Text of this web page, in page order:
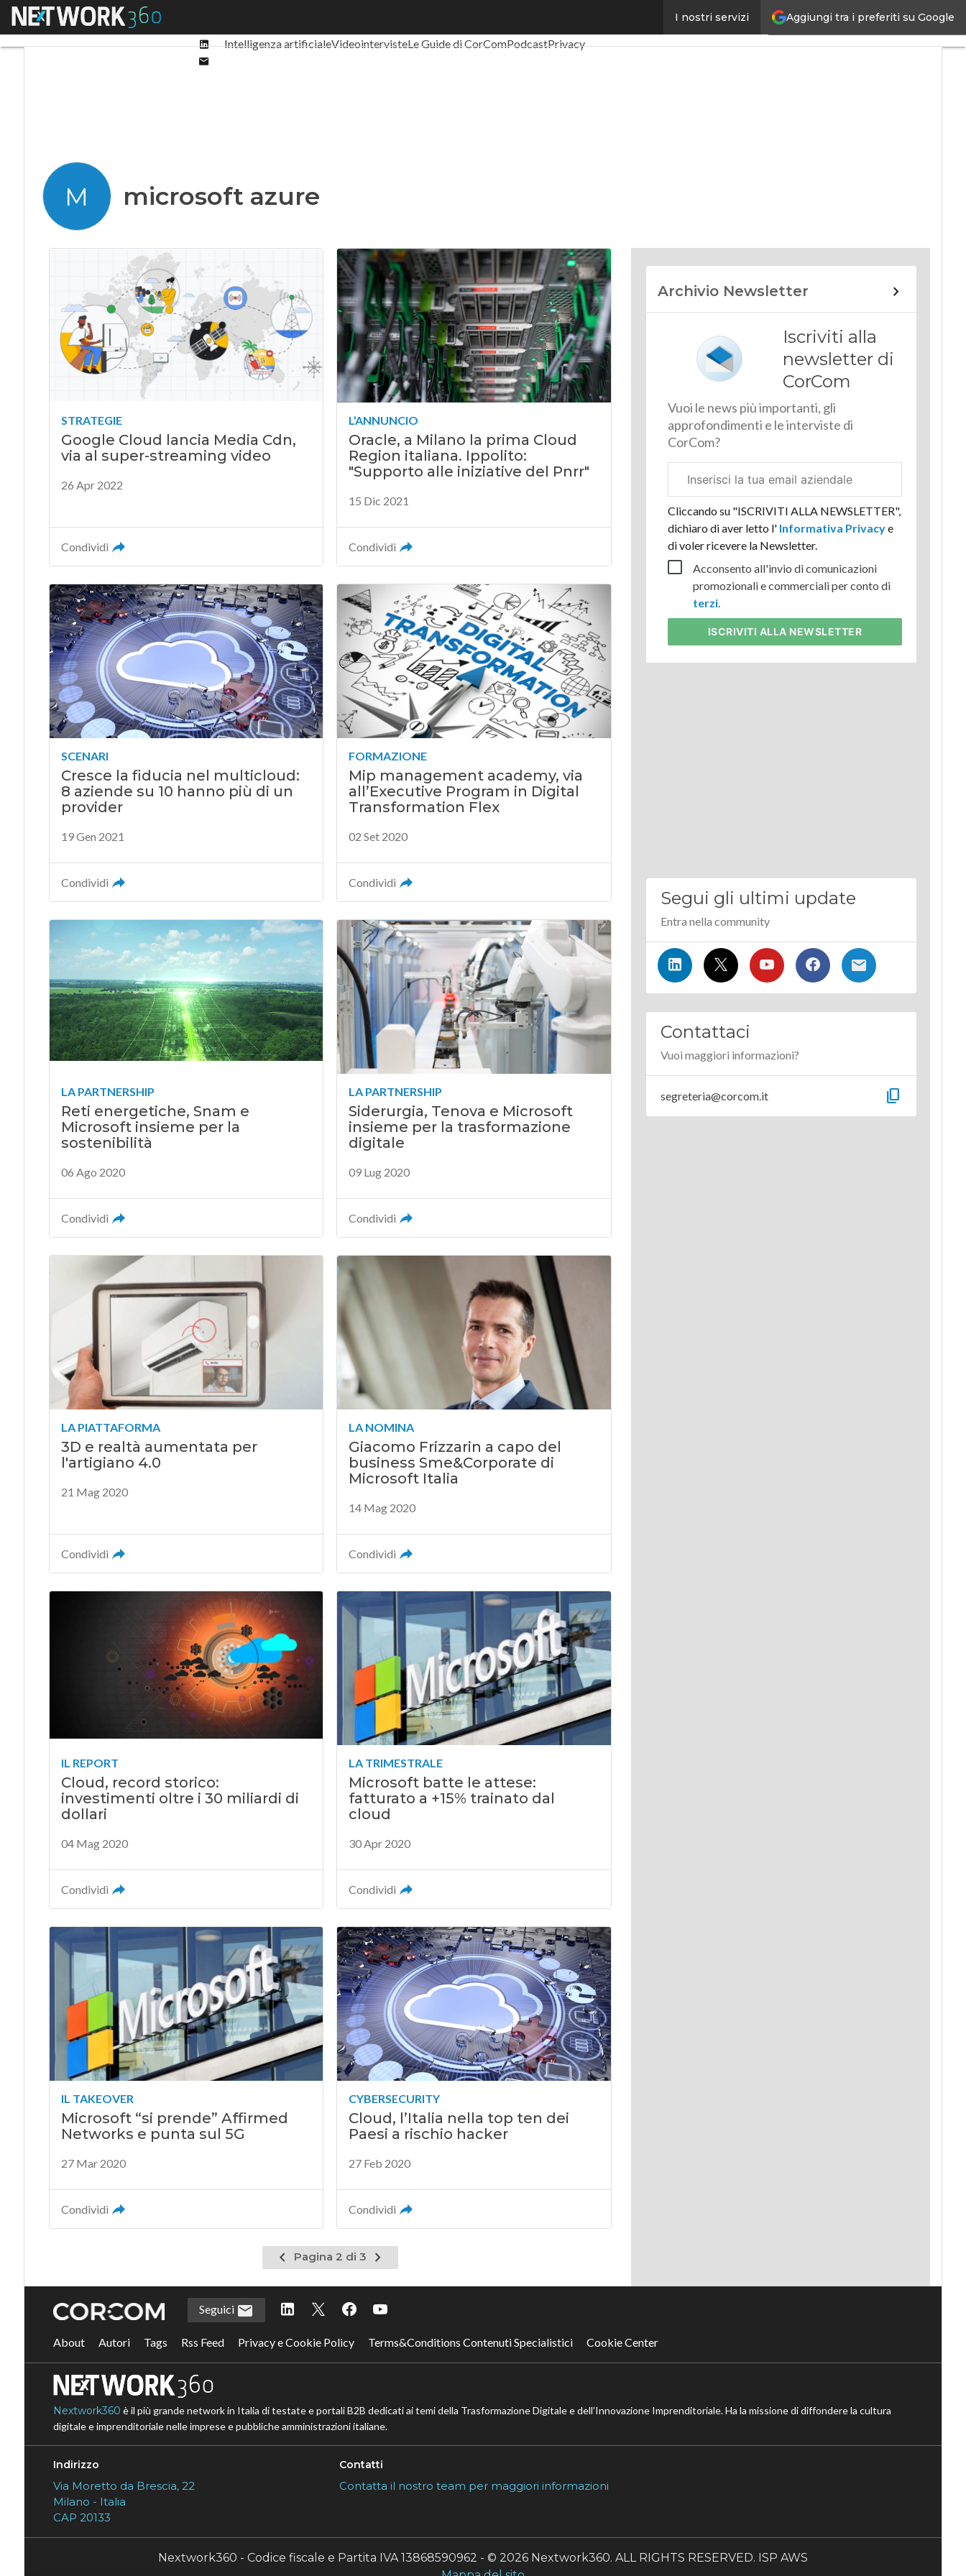
Aggiungi tra i preferiti su Google
I nostri servizi
Menu
Linkedin
Intelligenza artificialeVideointervisteLe Guide di CorComPodcastPrivacy
M microsoft azure
STRATEGIE
Google Cloud lancia Media Cdn,
via al super-streaming video
26 Apr 2022
Condividi
L’ANNUNCIO
Oracle, a Milano la prima Cloud
Region italiana. Ippolito:
"Supporto alle iniziative del Pnrr"
15 Dic 2021
Condividi
SCENARI
Cresce la fiducia nel multicloud:
8 aziende su 10 hanno più di un
provider
19 Gen 2021
Condividi
FORMAZIONE
Mip management academy, via
all’Executive Program in Digital
Transformation Flex
02 Set 2020
Condividi
LA PARTNERSHIP
Reti energetiche, Snam e
Microsoft insieme per la
sostenibilità
06 Ago 2020
Condividi
LA PARTNERSHIP
Siderurgia, Tenova e Microsoft
insieme per la trasformazione
digitale
09 Lug 2020
Condividi
LA PIATTAFORMA
3D e realtà aumentata per
l'artigiano 4.0
21 Mag 2020
Condividi
LA NOMINA
Giacomo Frizzarin a capo del
business Sme&Corporate di
Microsoft Italia
14 Mag 2020
Condividi
IL REPORT
Cloud, record storico:
investimenti oltre i 30 miliardi di
dollari
04 Mag 2020
Condividi
LA TRIMESTRALE
Microsoft batte le attese:
fatturato a +15% trainato dal
cloud
30 Apr 2020
Condividi
IL TAKEOVER
Microsoft “si prende” Affirmed
Networks e punta sul 5G
27 Mar 2020
Condividi
CYBERSECURITY
Cloud, l’Italia nella top ten dei
Paesi a rischio hacker
27 Feb 2020
Condividi
Pagina
precedente
Pagina 2 di 3
Pagina
successiva
Archivio Newsletter
Iscriviti alla
newsletter di
CorCom
Vuoi le news più importanti, gli
approfondimenti e le interviste di
CorCom?
aziendale
Cliccando su "ISCRIVITI ALLA NEWSLETTER",
dichiaro di aver letto l'Informativa Privacye
di voler ricevere la Newsletter.
Acconsento all'invio di comunicazioni
promozionali e commerciali per conto di
terzi.
ISCRIVITI ALLA NEWSLETTER
Segui gli ultimi update
Entra nella community
Contattaci
Vuoi maggiori informazioni?
segreteria@corcom.it content_copy
Seguici
About Autori Tags Rss Feed Privacy e Cookie Policy Terms&Conditions Contenuti Specialistici Cookie Center
Nextwork360 è il più grande network in Italia di testate e portali B2B dedicati ai temi della Trasformazione Digitale e dell’Innovazione Imprenditoriale. Ha la missione di diffondere la cultura
digitale e imprenditoriale nelle imprese e pubbliche amministrazioni italiane.
Indirizzo
Via Moretto da Brescia, 22
Milano - Italia
CAP 20133
Contatti
Contatta il nostro team per maggiori informazioni
Nextwork360 - Codice fiscale e Partita IVA 13868590962 - © 2026 Nextwork360. ALL RIGHTS RESERVED. ISP AWS